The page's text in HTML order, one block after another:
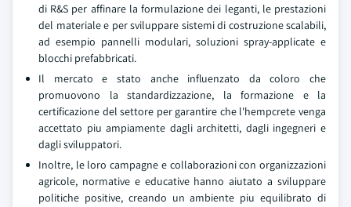
di R&S per affinare la formulazione dei leganti, le prestazioni
del materiale e per sviluppare sistemi di costruzione scalabili,
ad esempio pannelli modulari, soluzioni spray-applicate e
blocchi prefabbricati.
Il mercato e stato anche influenzato da coloro che
promuovono la standardizzazione, la formazione e la
certificazione del settore per garantire che l'hempcrete venga
accettato piu ampiamente dagli architetti, dagli ingegneri e
dagli sviluppatori.
Inoltre, le loro campagne e collaborazioni con organizzazioni
agricole, normative e educative hanno aiutato a sviluppare
politiche positive, creando un ambiente piu equilibrato di